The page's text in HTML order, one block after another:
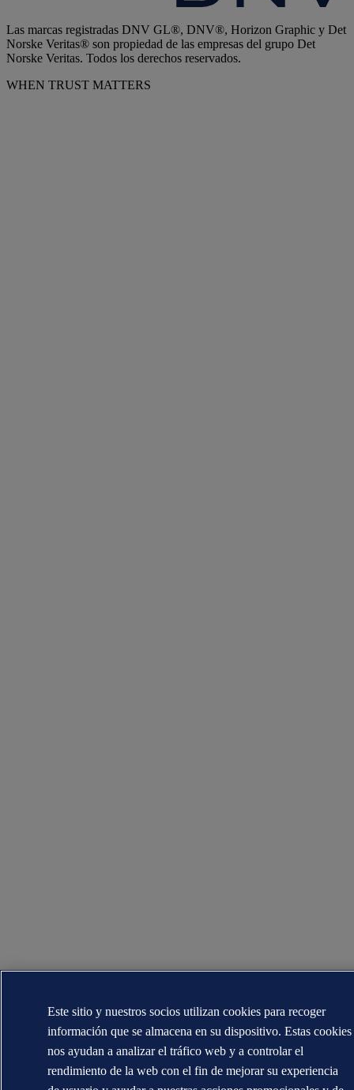
Las marcas registradas DNV GL®, DNV®, Horizon Graphic y Det
Norske Veritas® son propiedad de las empresas del grupo Det
Norske Veritas. Todos los derechos reservados.
WHEN TRUST MATTERS
Este sitio y nuestros socios utilizan cookies para recoger
información que se almacena en su dispositivo. Estas cookies
nos ayudan a analizar el tráfico web y a controlar el
rendimiento de la web con el fin de mejorar su experiencia